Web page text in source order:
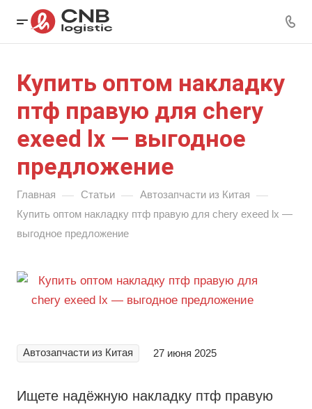
Купить оптом накладку
птф правую для chery
exeed lx — выгодное
предложение
Главная — Статьи — Автозапчасти из Китая —
Купить оптом накладку птф правую для chery exeed lx —
выгодное предложение
Автозапчасти из Китая 27 июня 2025
Ищете надёжную накладку птф правую